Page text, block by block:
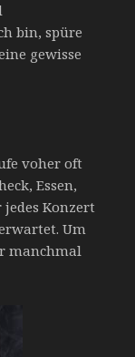
bin, spüre
gewisse
voher oft
Essen,
jedes Konzert
Um
manchmal